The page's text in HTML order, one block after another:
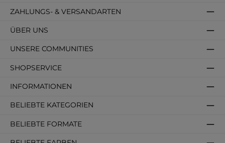
SHOPSERVICE
INFORMATIONEN
BELIEBTE KATEGORIEN
BELIEBTE FORMATE
ZAHLUNGS- & VERSANDARTEN
ÜBER UNS
UNSERE COMMUNITIES